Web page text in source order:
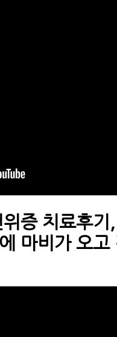
증 치료후기
마비가 오고